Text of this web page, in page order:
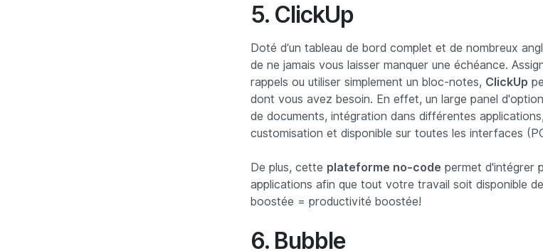
5. ClickUp
Doté d’un tableau de bord complet et de nombreux
de ne jamais vous laisser manquer une échéance.
rappels ou utiliser simplement un bloc-notes, ClickUp
dont vous avez besoin. En effet, un large panel
de documents, intégration dans différentes
customisation et disponible sur toutes les interfaces
De plus, cette plateforme no-code permet d'intégrer
applications afin que tout votre travail soit disponible
boostée = productivité boostée!
6. Bubble